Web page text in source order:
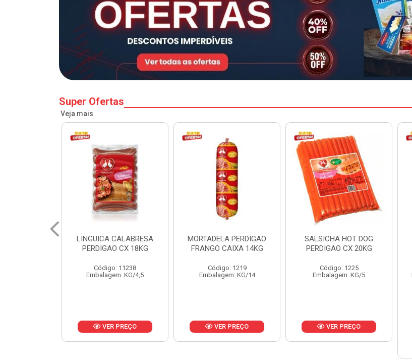
Super Ofertas
Veja mais
MORTADELA PERDIGAO
FRANGO CAIXA 14KG
Código: 1219
Embalagem: KG/14
VER PREÇO
SALSICHA HOT DOG
PERDIGAO CX 20KG
Código: 1225
Embalagem: KG/5
VER PREÇO
PERNIL SUINO C/OSSO
COPAVEL KG
Código: 12301
Embalagem: CX/± 19,56 KG
VER PREÇO